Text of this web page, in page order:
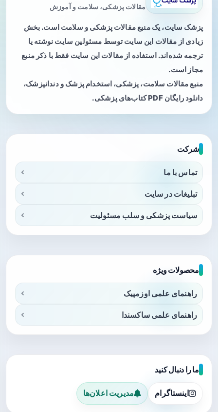
مقالات پزشکی، سلامت و آموزش
پزشک سایت، یک منبع مقالات پزشکی و سلامت است. بخش
زیادی از مقالات این سایت توسط مسئولین سایت نوشته یا
ترجمه شده‌اند. استفاده از مقالات این سایت فقط با ذکر منبع
مجاز است.
منبع مقالات سلامت، پزشکی، استخدام پزشک و دندانپزشک،
دانلود رایگان PDF کتاب‌های پزشکی.
شرکت
تماس با ما
تبلیغات در سایت
سیاست پزشکی و سلب مسئولیت
محصولات ویژه
راهنمای علمی اوزمپیک
راهنمای علمی ساکسندا
ما را دنبال کنید
اینستاگرام مدیریت اعلان‌ها